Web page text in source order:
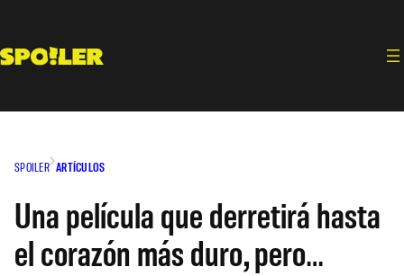
contenido
SPOILER ARTÍCULOS
Una película que derretirá hasta
el corazón más duro, pero…